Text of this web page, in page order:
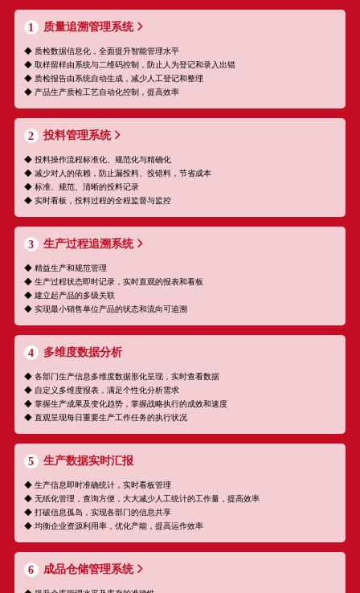
1 质量追溯管理系统
◆ 质检数据信息化，全面提升智能管理水平
◆ 取样留样由系统与二维码控制，防止人为登记和录入出错
◆ 质检报告由系统自动生成，减少人工登记和整理
◆ 产品生产质检工艺自动化控制，提高效率
2 投料管理系统
◆ 投料操作流程标准化、规范化与精确化
◆ 减少对人的依赖，防止漏投料、投错料，节省成本
◆ 标准、规范、清晰的投料记录
◆ 实时看板，投料过程的全程监督与监控
3 生产过程追溯系统
◆ 精益生产和规范管理
◆ 生产过程状态即时记录，实时直观的报表和看板
◆ 建立起产品的多级关联
◆ 实现最小销售单位产品的状态和流向可追溯
4 多维度数据分析
◆ 各部门生产信息多维度数据形化呈现，实时查看数据
◆ 自定义多维度报表，满足个性化分析需求
◆ 掌握生产成果及变化趋势，掌握战略执行的成效和速度
◆ 直观呈现每日重要生产工作任务的执行状况
5 生产数据实时汇报
◆ 生产信息即时准确统计，实时看板管理
◆ 无纸化管理，查询方便，大大减少人工统计的工作量，提高效率
◆ 打破信息孤岛，实现各部门的信息共享
◆ 均衡企业资源利用率，优化产能，提高运作效率
6 成品仓储管理系统